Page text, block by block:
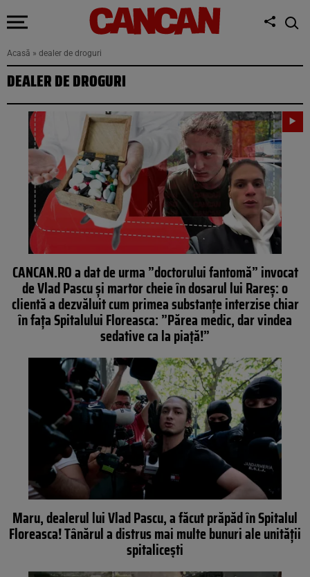
Acasă » dealer de droguri
DEALER DE DROGURI
CANCAN.RO a dat de urma ”doctorului fantomă” invocat
de Vlad Pascu și martor cheie în dosarul lui Rareș: o
clientă a dezvăluit cum primea substanțe interzise chiar
în fața Spitalului Floreasca: ”Părea medic, dar vindea
sedative ca la piață!”
Maru, dealerul lui Vlad Pascu, a făcut prăpăd în Spitalul
Floreasca! Tânărul a distrus mai multe bunuri ale unității
spitalicești